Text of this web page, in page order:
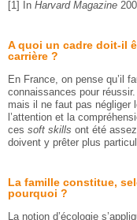
[1] In Harvard Magazine
A quoi un cadre doit-il
carrière ?
En France, on pense qu’il
connaissances pour
mais il ne faut pas négliger
l’attention et la
ces soft skills ont été
doivent y prêter plus
La famille constitue,
pourquoi ?
La notion d’écologie